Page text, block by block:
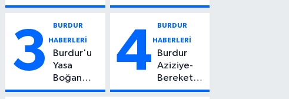
Başından
Çocuktan
Kötü Haber!
Yaşındaki
Kaybetti
3 BURDUR
HABERLERİ
Burdur'u
Yasa
Boğan
Ölüm:
4 BURDUR
HABERLERİ
Burdur
Aziziye-
Bereket
Köyü